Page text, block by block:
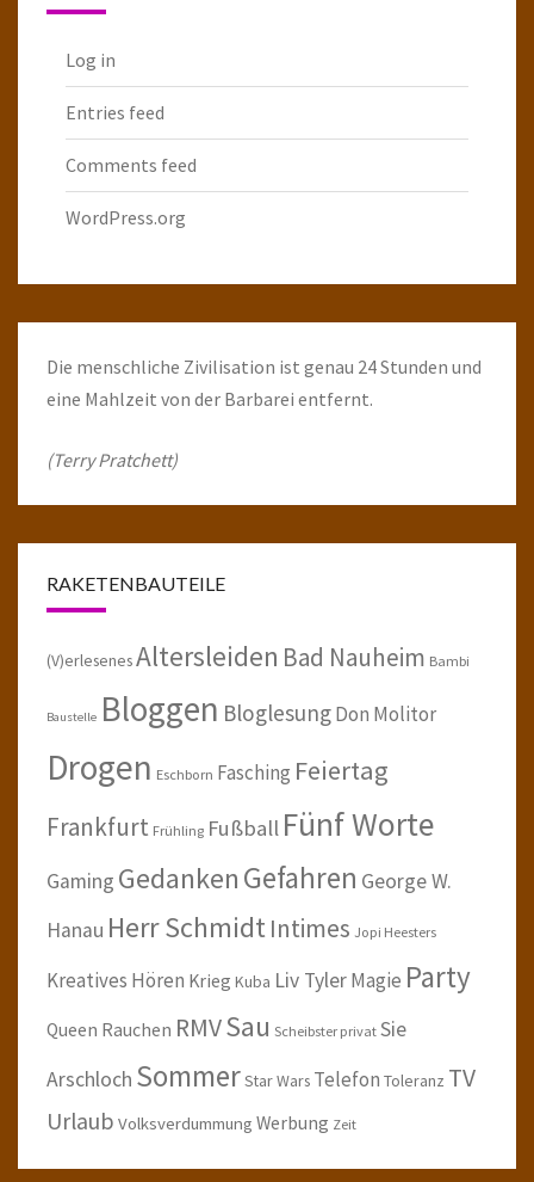
Log in
Entries feed
Comments feed
WordPress.org
Die menschliche Zivilisation ist genau 24 Stunden und
eine Mahlzeit von der Barbarei entfernt.
(Terry Pratchett)
RAKETENBAUTEILE
(V)erlesenesAltersleiden Bad Nauheim Bambi
Baustelle Bloggen BloglesungDon Molitor
Drogen Eschborn Fasching Feiertag
Frankfurt Frühling Fußball Fünf Worte
Gaming GedankenGefahren George W.
Hanau Herr SchmidtIntimes Jopi Heesters
Kreatives Hören Krieg Kuba Liv TylerMagie Party
Queen Rauchen RMVSau Scheibster privat Sie
Arschloch SommerStar Wars Telefon Toleranz TV
Urlaub Volksverdummung Werbung Zeit